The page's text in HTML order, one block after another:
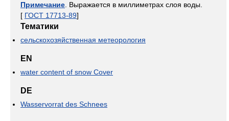
Примечание . Выражается в миллиметрах слоя воды.
[ ГОСТ 17713-89]
Тематики
сельскохозяйственная метеорология
EN
water content of snow Cover
DE
Wasservorrat des Schnees